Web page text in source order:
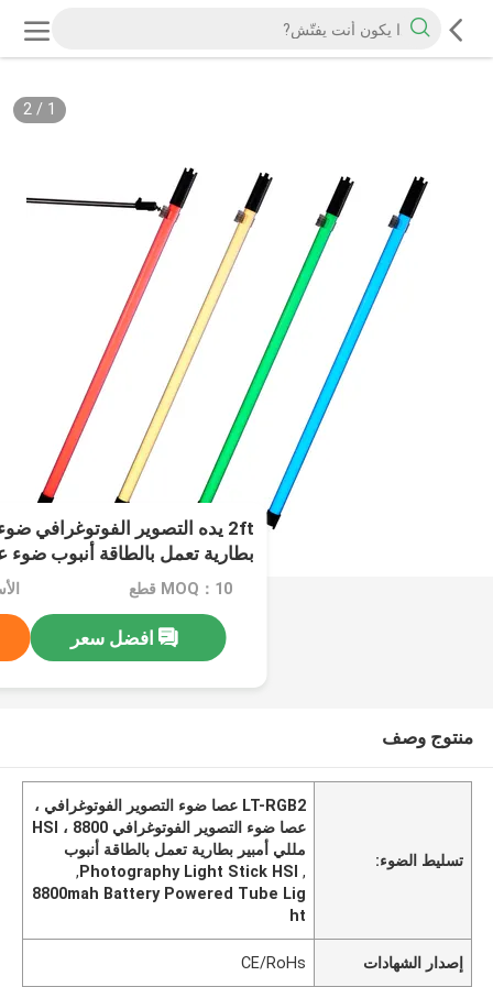
1
/
2
التطبيق التحكم
MOQ：10 قطع
افضل سعر
منتوج وصف
تسليط الضوء:
LT-RGB2 عصا ضوء التصوير الفوتوغرافي ،
عصا ضوء التصوير الفوتوغرافي HSI ، 8800
مللي أمبير بطارية تعمل بالطاقة أنبوب
,
Photography Light Stick HSI
,
8800mah Battery Powered Tube Lig
ht
إصدار الشهادات CE/RoHs